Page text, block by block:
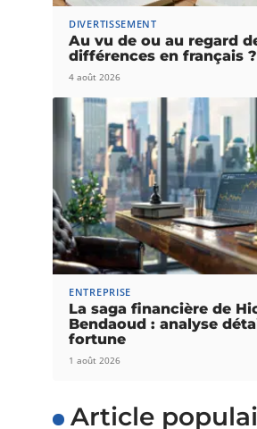
DIVERTISSEMENT
Au vu de ou au regard
différences en français ?
4 août 2026
ENTREPRISE
La saga financière de
Bendaoud : analyse
fortune
1 août 2026
Article